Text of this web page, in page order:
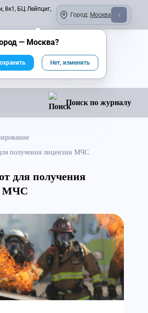
8к1, БЦ Лейпциг,
Город: Москва
журнал
Поиск по журналу
получения лицензии МЧС
для получения
МЧС
— Москва?
Нет, изменить